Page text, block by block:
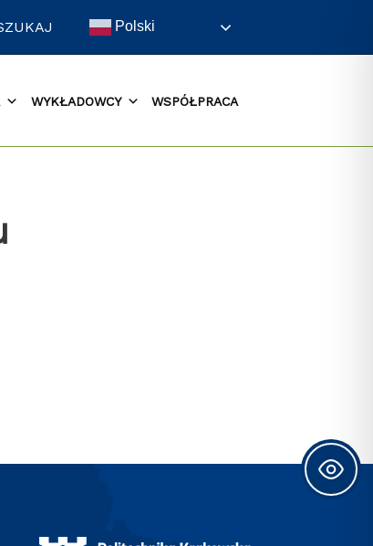
Polski
WYKŁADOWCY WSPÓŁPRACA